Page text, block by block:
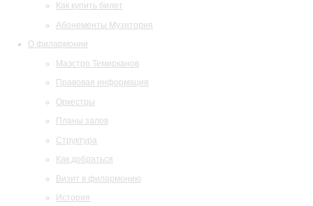
Как купить билет
Абонементы Музитория
О филармонии
Маэстро Темирканов
Правовая информация
Оркестры
Планы залов
Структура
Как добраться
Визит в филармонию
История